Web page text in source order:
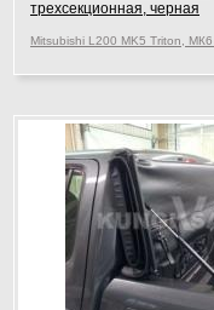
трехсекционная, черная